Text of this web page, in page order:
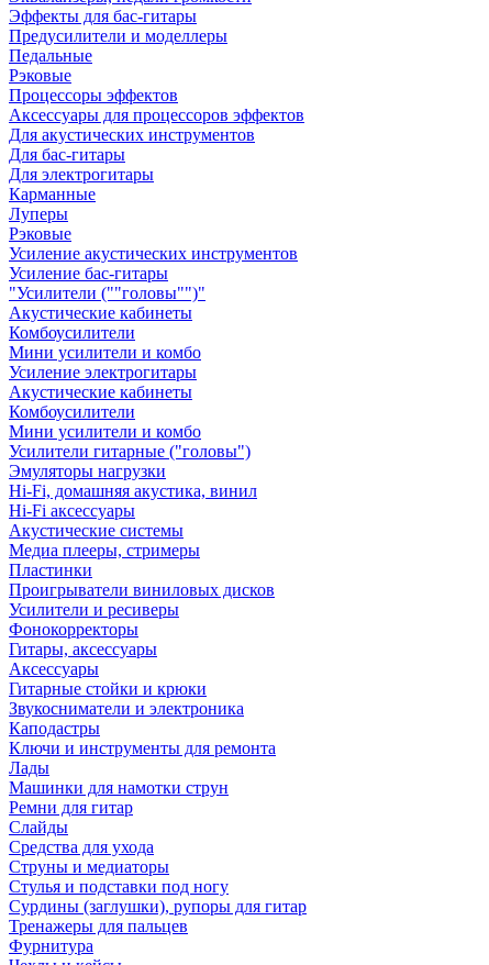
Эффекты для бас-гитары
Предусилители и моделлеры
Педальные
Рэковые
Процессоры эффектов
Аксессуары для процессоров эффектов
Для акустических инструментов
Для бас-гитары
Для электрогитары
Карманные
Луперы
Рэковые
Усиление акустических инструментов
Усиление бас-гитары
"Усилители (""головы"")"
Акустические кабинеты
Комбоусилители
Мини усилители и комбо
Усиление электрогитары
Акустические кабинеты
Комбоусилители
Мини усилители и комбо
Усилители гитарные ("головы")
Эмуляторы нагрузки
Hi-Fi, домашняя акустика, винил
Hi-Fi аксессуары
Акустические системы
Медиа плееры, стримеры
Пластинки
Проигрыватели виниловых дисков
Усилители и ресиверы
Фонокорректоры
Гитары, аксессуары
Аксессуары
Гитарные стойки и крюки
Звукосниматели и электроника
Каподастры
Ключи и инструменты для ремонта
Лады
Машинки для намотки струн
Ремни для гитар
Слайды
Средства для ухода
Струны и медиаторы
Стулья и подставки под ногу
Сурдины (заглушки), рупоры для гитар
Тренажеры для пальцев
Фурнитура